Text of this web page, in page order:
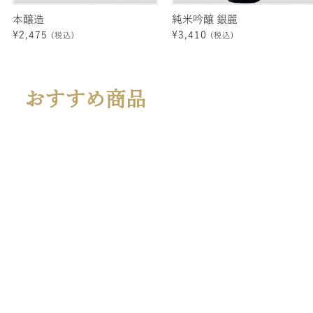
本醸造
¥ 2,475 (税込)
純米吟醸 銀麗
¥ 3,410 (税込)
おすすめ商品